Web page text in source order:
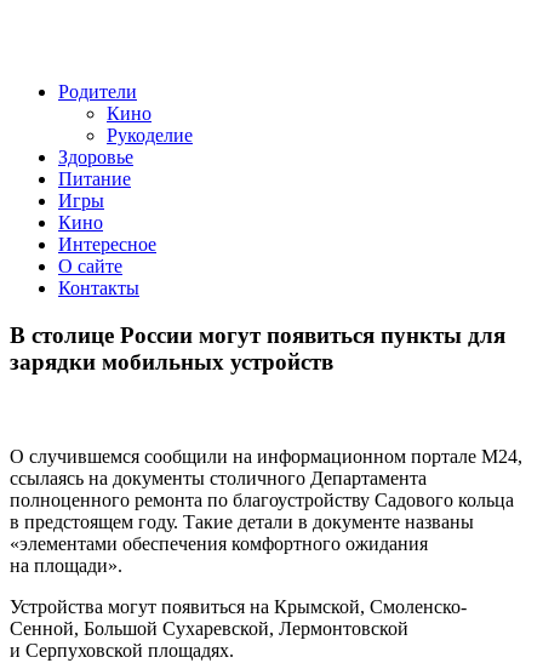
Родители
Кино
Рукоделие
Здоровье
Питание
Игры
Кино
Интересное
О сайте
Контакты
В столице России могут появиться пункты для
зарядки мобильных устройств
О случившемся сообщили на информационном портале М24,
ссылаясь на документы столичного Департамента
полноценного ремонта по благоустройству Садового кольца
в предстоящем году. Такие детали в документе названы
«элементами обеспечения комфортного ожидания
на площади».
Устройства могут появиться на Крымской, Смоленско-
Сенной, Большой Сухаревской, Лермонтовской
и Серпуховской площадях.